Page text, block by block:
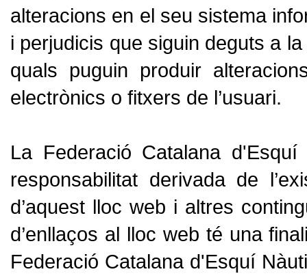
alteracions en el seu sistema
i perjudicis que siguin deguts a
quals puguin produir
electrònics o fitxers de l’usuari.
La Federació Catalana
responsabilitat derivada de
d’aquest lloc web i altres
d’enllaços al lloc web té una
Federació Catalana d'Esquí